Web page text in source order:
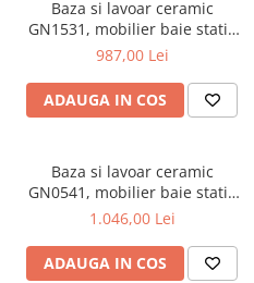
Baza si lavoar ceramic
GN1531, mobilier baie stativ
80 cm, front MDF, 3 usi, 2
picioare cromate reglabile,
alb
987,00 Lei
ADAUGA IN COS
Baza si lavoar ceramic
GN0541, mobilier baie stativ
60 cm, front MDF, 2 sertare,
alb
1.046,00 Lei
ADAUGA IN COS